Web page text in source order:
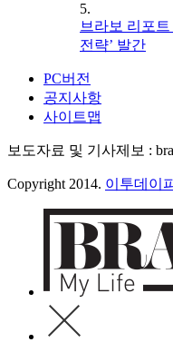
5.
브라보 리포트
전략’ 발간
PC버전
공지사항
사이트맵
보도자료 및 기사제보 :
Copyright 2014. 이투데이